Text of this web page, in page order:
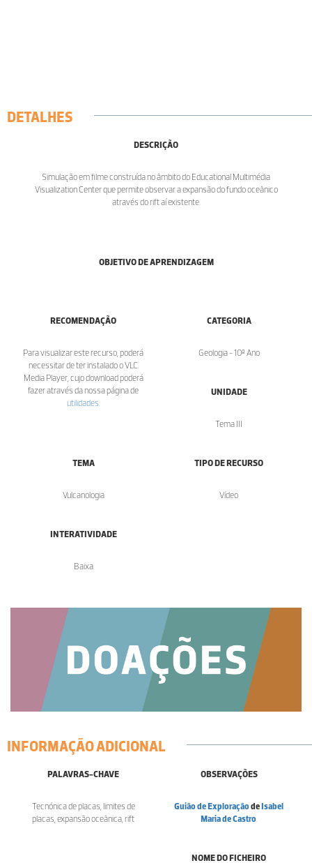
DETALHES
DESCRIÇÃO
Simulação em filme construída no âmbito do Educational Multimédia
Visualization Center que permite observar a expansão do fundo oceânico
através do rift aí existente.
OBJETIVO DE APRENDIZAGEM
RECOMENDAÇÃO
Para visualizar este recurso, poderá
necessitar de ter instalado o VLC
Media Player, cujo download poderá
fazer através da nossa página de
utilidades
CATEGORIA
Geologia - 10º Ano
UNIDADE
Tema III
TEMA
Vulcanologia
TIPO DE RECURSO
Vídeo
INTERATIVIDADE
Baixa
INFORMAÇÃO ADICIONAL
PALAVRAS-CHAVE
Tecnónica de placas, limites de
placas, expansão oceânica, rift
OBSERVAÇÕES
Guião de ExploraçãodeIsabel
Maria de Castro.
NOME DO FICHEIRO